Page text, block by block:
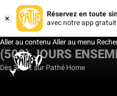
Réservez en toute
avec notre app
Aller au contenuAller au menu
(500) JOURS
Dès 3,99 € sur Pathé Home